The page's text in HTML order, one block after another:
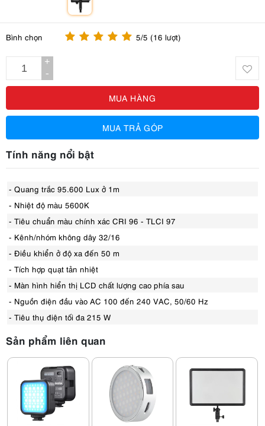
Bình chọn 5/5 (16 lượt)
+
-
MUA HÀNG
MUA TRẢ GÓP
Tính năng nổi bật
- Quang trắc 95.600 Lux ở 1m
- Nhiệt độ màu 5600K
- Tiêu chuẩn màu chính xác CRI 96 - TLCI 97
- Kênh/nhóm không dây 32/16
- Điều khiển ở độ xa đến 50 m
- Tích hợp quạt tản nhiệt
- Màn hình hiển thị LCD chất lượng cao phía sau
- Nguồn điện đầu vào AC 100 đến 240 VAC, 50/60 Hz
- Tiêu thụ điện tối đa 215 W
Sản phẩm liên quan